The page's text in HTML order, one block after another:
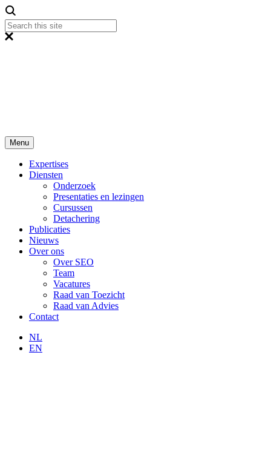
Menu
Expertises
Diensten
Onderzoek
Presentaties en lezingen
Cursussen
Detachering
Publicaties
Nieuws
Over ons
Over SEO
Team
Vacatures
Raad van Toezicht
Raad van Advies
Contact
NL
EN